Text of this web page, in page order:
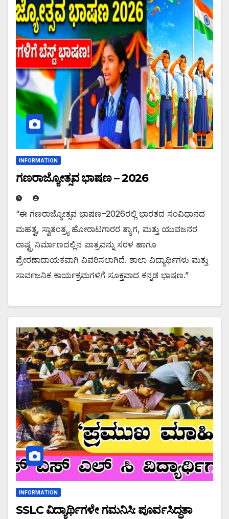
INFORMATION
ಗಣರಾಜ್ಯೋತ್ಸವ ಭಾಷಣ – 2026
“ಈ ಗಣರಾಜ್ಯೋತ್ಸವ ಭಾಷಣ–2026ರಲ್ಲಿ ಭಾರತದ ಸಂವಿಧಾನದ
ಮಹತ್ವ, ಸ್ವಾತಂತ್ರ್ಯ ಹೋರಾಟಗಾರರ ತ್ಯಾಗ, ಮತ್ತು ಯುವಜನರ
ರಾಷ್ಟ್ರ ನಿರ್ಮಾಣದಲ್ಲಿನ ಪಾತ್ರವನ್ನು ಸರಳ ಹಾಗೂ
ಪ್ರೇರಣಾದಾಯಕವಾಗಿ ವಿವರಿಸಲಾಗಿದೆ. ಶಾಲಾ ವಿದ್ಯಾರ್ಥಿಗಳು ಮತ್ತು
ಸಾರ್ವಜನಿಕ ಕಾರ್ಯಕ್ರಮಗಳಿಗೆ ಸೂಕ್ತವಾದ ಕನ್ನಡ ಭಾಷಣ.”
INFORMATION
SSLC ವಿದ್ಯಾರ್ಥಿಗಳೇ ಗಮನಿಸಿ: ಪೂರ್ವಸಿದ್ಧತಾ